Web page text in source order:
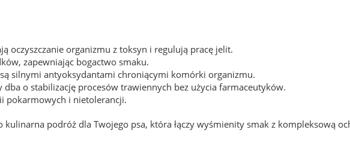
oczyszczanie organizmu z toksyn i regulują pracę jelit.
zapewniając bogactwo smaku.
silnymi antyoksydantami chroniącymi komórki organizmu.
o stabilizację procesów trawiennych bez użycia farmaceutyków.
pokarmowych i nietolerancji.
kulinarna podróż dla Twojego psa, która łączy wyśmienity smak z kompleksową